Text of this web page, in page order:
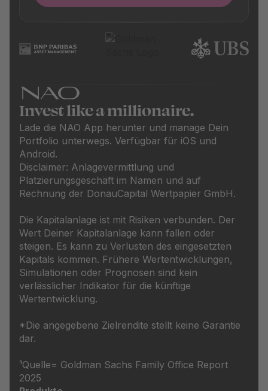
Invest like a millionaire.
Lade die NAO App herunter und manage Dein
Portfolio unterwegs. Verfügbar für iOS und
Android.
Disclaimer: Anlagevermittlung und
Platzierungsgeschäft im Namen und auf
Rechnung der DonauCapital Wertpapier GmbH.
Die Kapitalanlage ist mit Risiken verbunden. Der
Wert Deiner Kapitalanlage kann fallen oder
steigen. Es kann zu Verlusten des eingesetzten
Kapitals kommen. Frühere Wertentwicklungen,
Simulationen oder Prognosen sind kein
verlässlicher Indikator für die künftige
Wertentwicklung.
*Die angegebene Zielrendite stellt keine Garantie
dar.
¹Quelle= Goldman Sachs Family Office Report
2025